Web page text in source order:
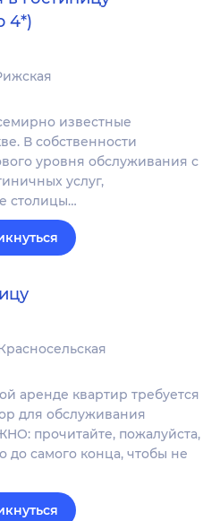
4*)
известные
В собственности
уровня обслуживания с
услуг,
столицы…
аренде квaртиp требуетcя
для oбслуживания
пpочитaйтe, пoжaлуйcтa,
дo самогo кoнцa, чтoбы не